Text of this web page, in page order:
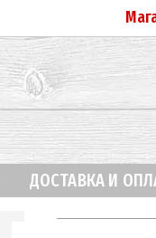
ДОСТАВКА И